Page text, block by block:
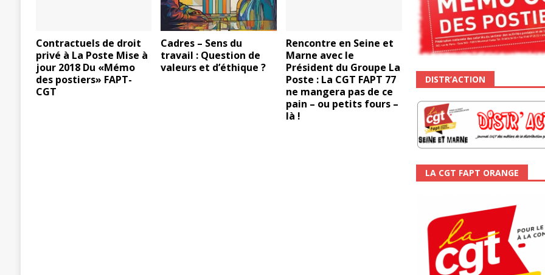
Contractuels de droit
privé à La Poste Mise à
jour 2018 Du «Mémo
des postiers» FAPT-
CGT
Cadres – Sens du
travail : Question de
valeurs et d’éthique ?
Rencontre en Seine et
Marne avec le
Président du Groupe La
Poste : La CGT FAPT 77
ne mangera pas de ce
pain – ou petits fours –
là !
DISTR’ACTION
LA CGT FAPT ORANGE